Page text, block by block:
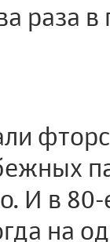
раза в
И в
на